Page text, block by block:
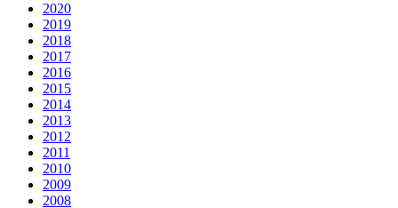
2020
2019
2018
2017
2016
2015
2014
2013
2012
2011
2010
2009
2008